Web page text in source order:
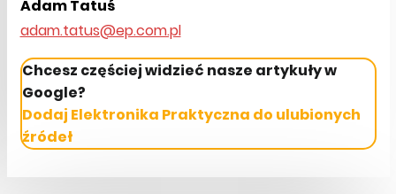
Adam Tatuś
adam.tatus@ep.com.pl
Chcesz częściej widzieć nasze artykuły w
Google?
Dodaj Elektronika Praktyczna do ulubionych
źródeł